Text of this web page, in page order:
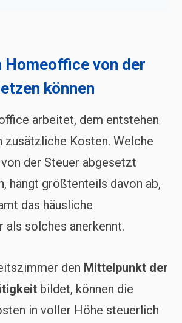
Homeoffice von der
können
arbeitet, dem entstehen
zusätzliche Kosten. Welche
der Steuer abgesetzt
hängt größtenteils davon ab,
das häusliche
solches anerkennt.
den Mittelpunkt der
bildet, können die
in voller Höhe steuerlich